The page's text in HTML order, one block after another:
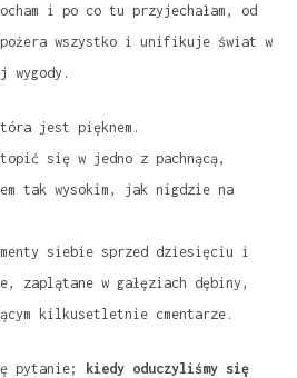
i po co tu przyjechałam, od
pożera wszystko i unifikuje świat w
jest pięknem.
się w jedno z pachnącą,
tak wysokim, jak nigdzie na
siebie sprzed dziesięciu i
zaplątane w gałęziach dębiny,
kilkusetletnie cmentarze.
pytanie;
kiedy oduczyliśmy się